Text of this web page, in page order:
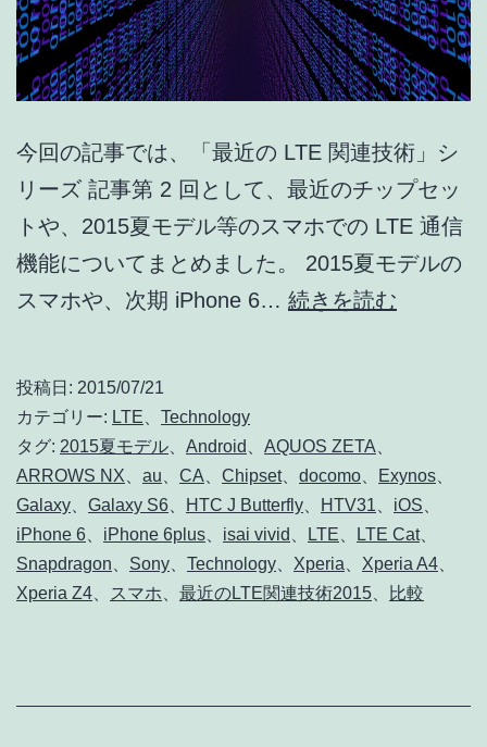
動
作
確
済)
今回の記事では、「最近の LTE 関連技術」シ
リーズ 記事第 2 回として、最近のチップセッ
トや、2015夏モデル等のスマホでの LTE 通信
機能についてまとめました。 2015夏モデルの
スマホや、次期 iPhone 6… 続きを読む
な
ど
最
新
ホ
投稿日: 2015/07/21
カテゴリー: LTE、 Technology
タグ: 2015夏モデル、 Android 、 AQUOS ZETA、
ARROWS NX、 au、 CA、 Chipset、 docomo、 Exynos、
Galaxy、 Galaxy S6、 HTC J Butterfly、 HTV31、 iOS、
iPhone 6、 iPhone 6plus、 isai vivid 、 LTE、 LTE Cat、
Snapdragon、 Sony、 Technology、 Xperia、 Xperia A4、
Xperia Z4、 スマホ、 最近のLTE関連技術2015、 比較